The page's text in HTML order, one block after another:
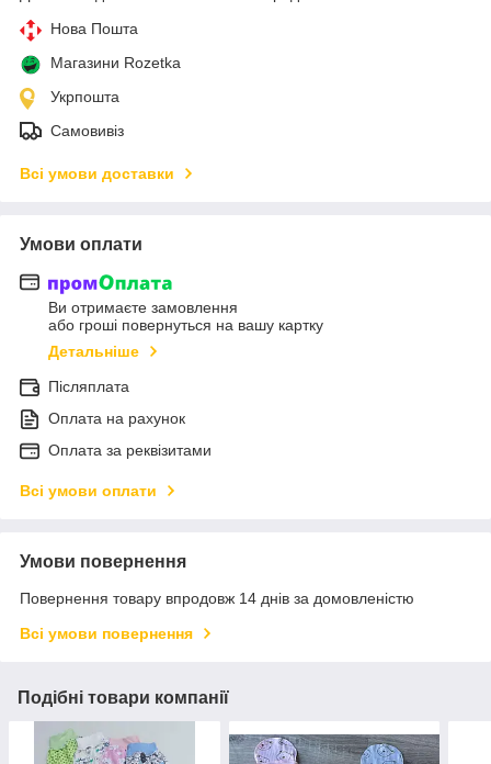
Нова Пошта
Магазини Rozetka
Укрпошта
Самовивіз
Всі умови доставки
Умови оплати
Ви отримаєте замовлення
або гроші повернуться на вашу картку
Детальніше
Післяплата
Оплата на рахунок
Оплата за реквізитами
Всі умови оплати
Умови повернення
Повернення товару впродовж 14 днів за домовленістю
Всі умови повернення
Подібні товари компанії